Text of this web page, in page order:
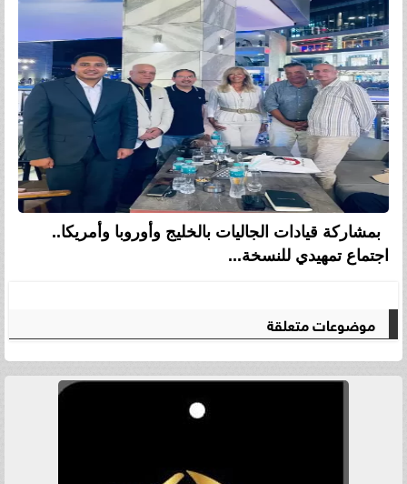
بمشاركة قيادات الجاليات بالخليج وأوروبا وأمريكا..
اجتماع تمهيدي للنسخة...
موضوعات متعلقة